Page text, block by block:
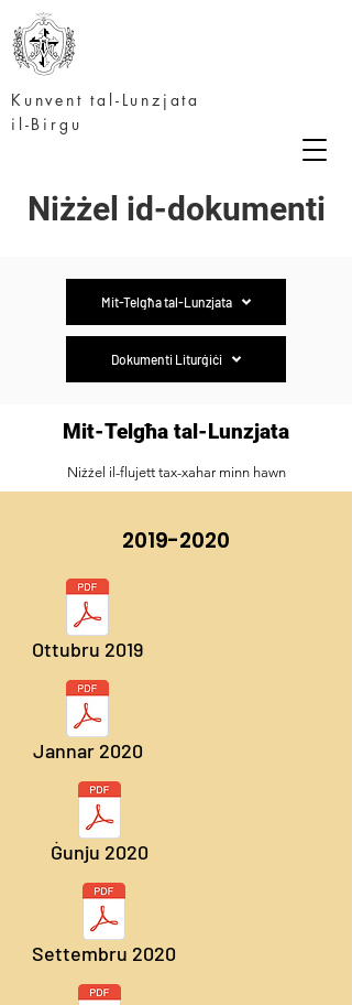
Kunvent tal-Lunzjata
il-Birgu
Niżżel id-dokumenti
Mit-Telgħa tal-Lunzjata
Dokumenti Liturġiċi
Mit-Telgħa tal-Lunzjata
Niżżel il-flujett tax-xahar minn hawn
2019-2020
Ottubru 2019
Jannar 2020
Ġunju 2020
Settembru 2020